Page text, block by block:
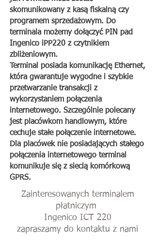
skomunikowany z kasą fiskalną czy
programem sprzedażowym. Do
terminala możemy dołączyć PIN pad
Ingenico iPP220 z czytnikiem
zbliżeniowym.
Terminal posiada komunikację Ethernet,
która gwarantuje wygodne i szybkie
przetwarzanie transakcji z
wykorzystaniem połączenia
internetowego. Szczególnie polecany
jest placówkom handlowym, które
cechuje stałe połączenie internetowe.
Dla placówek nie posiadających stałego
połączenia internetowego terminal
komunikuje się z siecią komórkową
GPRS.
Zainteresowanych terminalem
płatniczym
Ingenico ICT 220
zapraszamy do kontaktu z nami